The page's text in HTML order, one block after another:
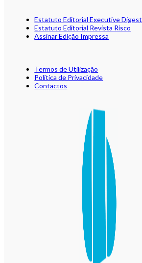
Estatuto Editorial Executive Digest
Estatuto Editorial Revista Risco
Assinar Edição Impressa
Termos de Utilização
Política de Privacidade
Contactos